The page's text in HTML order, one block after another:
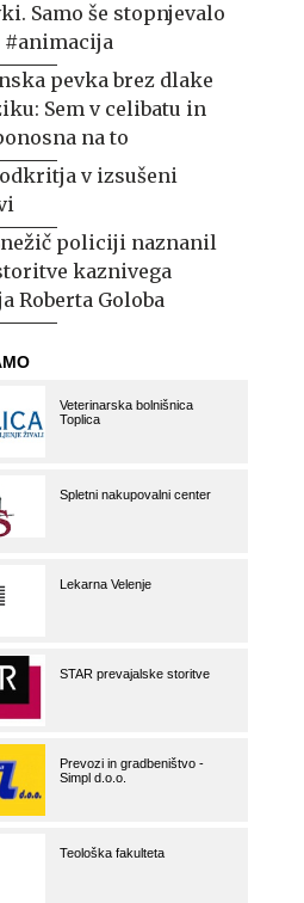
Samo še stopnjevalo
#animacija
pevka brez dlake
Sem v celibatu in
na to
v izsušeni
policiji naznanil
kaznivega
Roberta Goloba